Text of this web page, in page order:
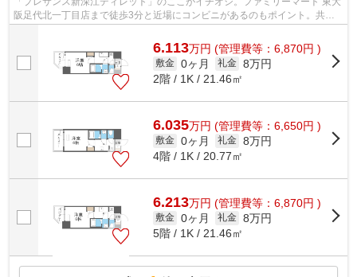
阪足代北一丁目店まで徒歩3分と近場にコンビニがあるのもポイント。共用
6.113万円 (管理費等：6,870円 )
敷金 0ヶ月 礼金 8万円
2階 / 1K / 21.46㎡
6.035万円 (管理費等：6,650円 )
敷金 0ヶ月 礼金 8万円
4階 / 1K / 20.77㎡
6.213万円 (管理費等：6,870円 )
敷金 0ヶ月 礼金 8万円
5階 / 1K / 21.46㎡